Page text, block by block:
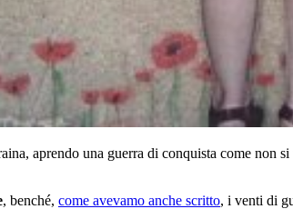
aprendo una guerra di conquista come non
, benché, come avevamo anche scritto, i venti di